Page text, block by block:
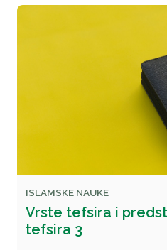
ISLAMSKE NAUKE
Vrste tefsira i
tefsira 3